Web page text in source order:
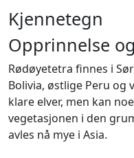
Kjennetegn
Opprinnelse
Rødøyetetra finnes i
Bolivia, østlige Peru og
klare elver, men kan
vegetasjonen i den
avles nå mye i Asia.